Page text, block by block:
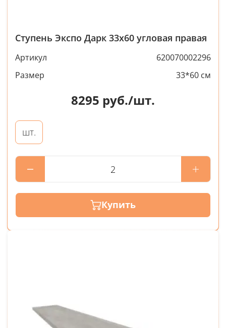
Ступень Экспо Дарк 33x60 угловая правая
Артикул
620070002296
Размер
33*60 см
8295 руб./шт.
шт.
Купить